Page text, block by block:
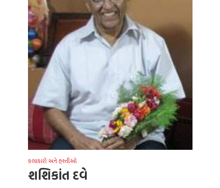
કલાકારો અને હસ્તીઓ
શશિકાંત દવે